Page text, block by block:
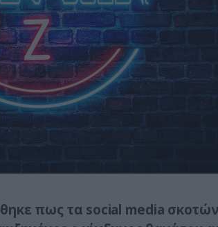
πως τα social media